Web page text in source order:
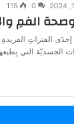
0
115
الفمِ
إحدَى الفتراتِ
الجسديّة التي